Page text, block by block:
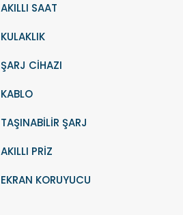
AKILLI SAAT
KULAKLIK
ŞARJ CİHAZI
KABLO
TAŞINABİLİR ŞARJ
AKILLI PRİZ
EKRAN KORUYUCU